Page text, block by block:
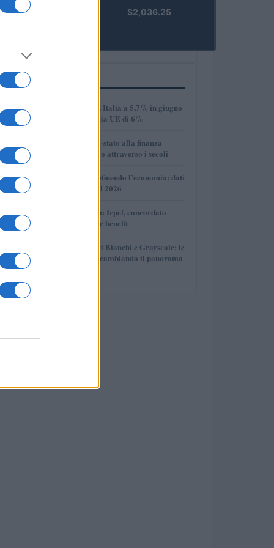
PRIME)
$2,036.25
PIÙ LETTI
1
Disoccupazione in Italia a 5,7% in giugno
2026, sotto la media UE di 6%
2
Dalle antiche città-stato alla finanza
globale: un viaggio attraverso i secoli
3
Come l’IA sta ridefinendo l’economia: dati
e prospettive per il 2026
4
Novità fiscali 2026: Irpef, concordato
preventivo e fringe benefit
5
Volotea, Certificati Bianchi e Grayscale: le
novità che stanno cambiando il panorama